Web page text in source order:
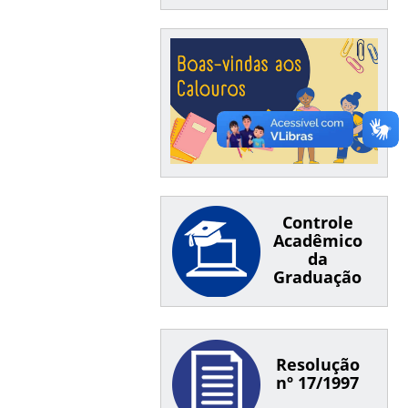
Controle
Acadêmico
da
Graduação
Resolução
nº 17/1997